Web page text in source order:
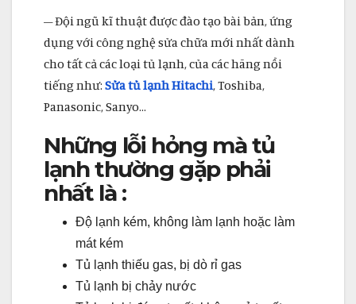
– Đội ngũ kĩ thuật được đào tạo bài bản, ứng
dụng với công nghệ sửa chữa mới nhất dành
cho tất cả các loại tủ lạnh, của các hãng nổi
tiếng như: Sửa tủ lạnh Hitachi, Toshiba,
Panasonic, Sanyo…
Những lỗi hỏng mà tủ
lạnh thường gặp phải
nhất là :
Độ lạnh kém, không làm lạnh hoặc làm
mát kém
Tủ lạnh thiếu gas, bị dò rỉ gas
Tủ lạnh bị chảy nước